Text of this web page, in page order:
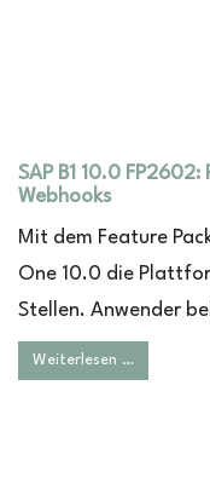
SAP B1 10.0
Webhooks
Mit dem Feature
One 10.0 die
Stellen. Anwender
Weiterlesen …